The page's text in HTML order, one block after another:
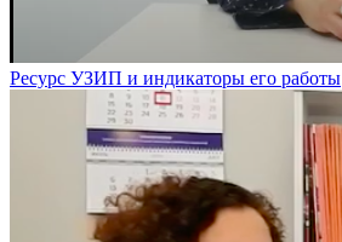
Ресурс УЗИП и индикаторы его работы